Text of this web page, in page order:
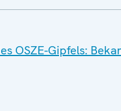
OSZE-Gipfels: